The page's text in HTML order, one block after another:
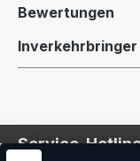
Bewertungen
Inverkehrbringer
Service-